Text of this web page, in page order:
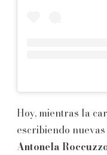
Hoy, mientras la
escribiendo
Antonela